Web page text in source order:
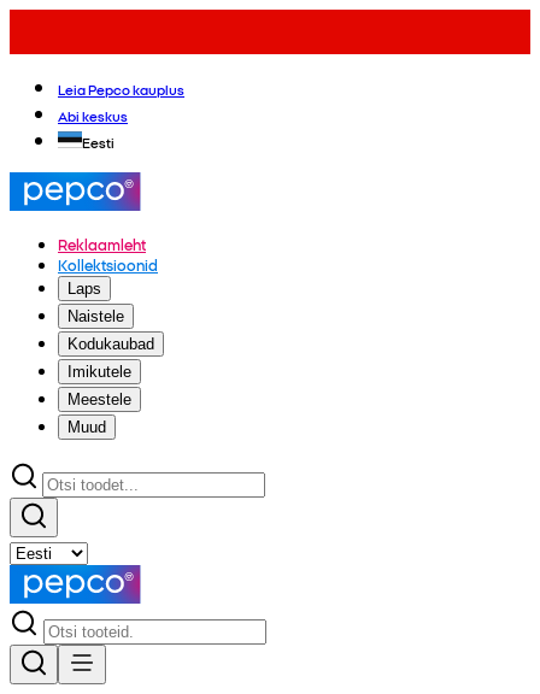
Leia Pepco kauplus
Abi keskus
Eesti
Reklaamleht
Kollektsioonid
Laps
Naistele
Kodukaubad
Imikutele
Meestele
Muud